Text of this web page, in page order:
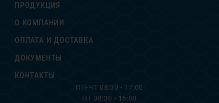
ПРОДУКЦИЯ
О КОМПАНИИ
ОПЛАТА И ДОСТАВКА
ДОКУМЕНТЫ
КОНТАКТЫ
ПН-ЧТ 08:30 - 17:00
ПТ 08:30 - 16:00